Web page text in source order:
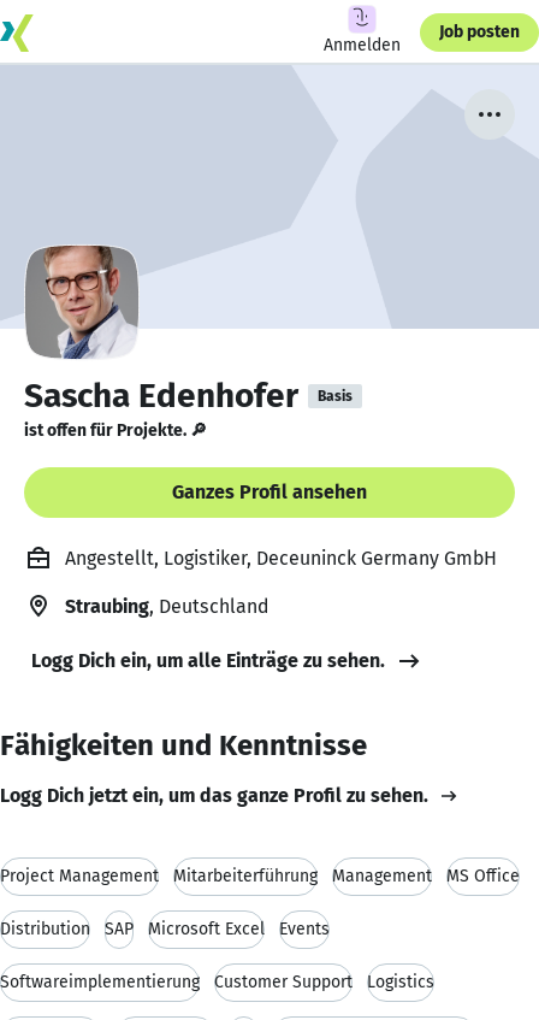
Anmelden
Job posten
Sascha Edenhofer Basis
ist offen für Projekte. 🔎
Ganzes Profil ansehen
Angestellt, Logistiker, Deceuninck Germany GmbH
Straubing, Deutschland
Logg Dich ein, um alle Einträge zu sehen.
Fähigkeiten und Kenntnisse
Logg Dich jetzt ein, um das ganze Profil zu sehen.
Project Management Mitarbeiterführung Management MS Office
Distribution SAP Microsoft Excel Events
Softwareimplementierung Customer Support Logistics